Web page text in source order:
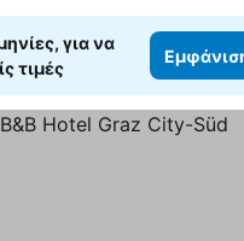
για να
τιμές